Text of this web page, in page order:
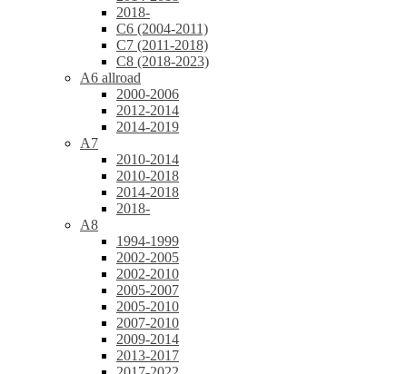
2018-
C6 (2004-2011)
C7 (2011-2018)
C8 (2018-2023)
A6 allroad
2000-2006
2012-2014
2014-2019
A7
2010-2014
2010-2018
2014-2018
2018-
A8
1994-1999
2002-2005
2002-2010
2005-2007
2005-2010
2007-2010
2009-2014
2013-2017